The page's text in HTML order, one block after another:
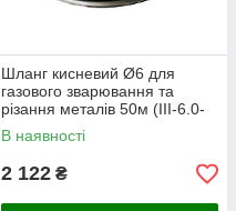
Шланг кисневий Ø6 для
газового зварювання та
різання металів 50м (III-6.0-
2.0 ДСТУ9356-75 Україна) (6-
50М)
В наявності
2 122 ₴